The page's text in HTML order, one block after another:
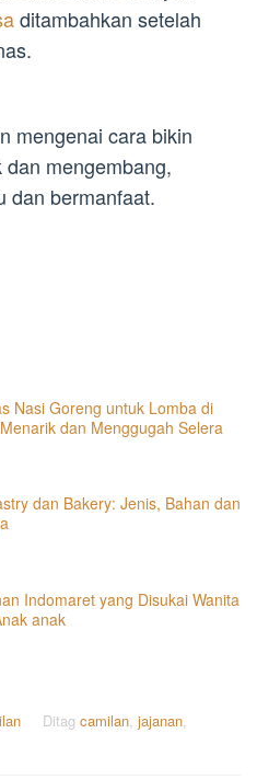
ditambahkan setelah
mengenai cara bikin
mengembang,
dan bermanfaat.
Nasi Goreng untuk Lomba di
dan Menggugah Selera
dan Bakery: Jenis, Bahan dan
Indomaret yang Disukai Wanita
anak
Ditag camilan jajanan